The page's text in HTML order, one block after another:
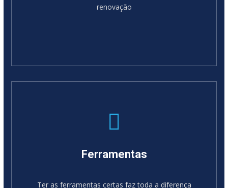
renovação
Ferramentas
Ter as ferramentas certas faz toda a diferença